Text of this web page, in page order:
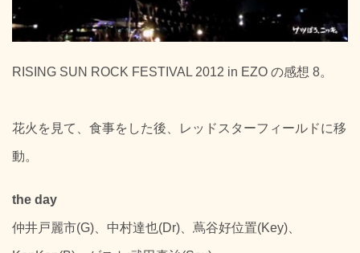
RISING SUN ROCK FESTIVAL 2012 in EZO の感想 8。
花火を見て、食事をした後、レッドスターフィールドに移
動。
the day
仲井戸麗市(G)、中村達也(Dr)、蔦谷好位置(Key)、